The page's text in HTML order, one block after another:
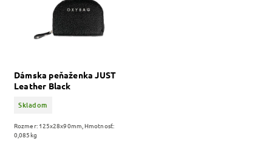
Dámska peňaženka JUST
Leather Black
Skladom
Rozmer: 125x28x90mm, Hmotnosť:
0,085kg